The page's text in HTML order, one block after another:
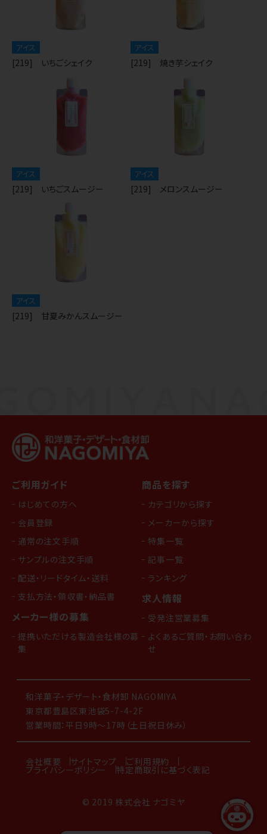
アイス
[219] いちごシェイク
アイス
[219] 焼き芋シェイク
アイス
[219] いちごスムージー
アイス
[219] メロンスムージー
アイス
[219] 甘夏みかんスムージー
ご利用ガイド
はじめての方へ
会員登録
通常の注文手順
サンプルの注文手順
配送・リードタイム・送料
支払方法・領収書・納品書
メーカー様の募集
提携いただける製造会社様の募
集
商品を探す
カテゴリから探す
メーカーから探す
特集一覧
記事一覧
ランキング
求人情報
受発注営業募集
よくあるご質問・お問い合わ
せ
和洋菓子・デザート・食材卸 NAGOMIYA
東京都豊島区東池袋5-7-4-2F
営業時間：平日9時～17時（土日祝日休み）
会社概要 サイトマップ ご利用規約
プライバシーポリシー 特定商取引に基づく表記
© 2019 株式会社 ナゴミヤ